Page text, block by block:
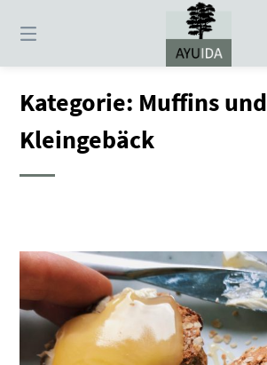
zum
Inhalt
Kategorie: Muffins und
Kleingebäck